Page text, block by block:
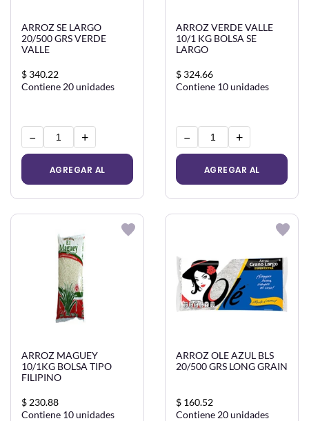
ARROZ SE LARGO
20/500 GRS VERDE
VALLE
$ 340.22
Contiene 20 unidades
− +
AGREGAR AL
CARRITO
ARROZ VERDE VALLE
10/1 KG BOLSA SE
LARGO
$ 324.66
Contiene 10 unidades
− +
AGREGAR AL
CARRITO
ARROZ MAGUEY
10/1KG BOLSA TIPO
FILIPINO
$ 230.88
Contiene 10 unidades
ARROZ OLE AZUL BLS
20/500 GRS LONG GRAIN
$ 160.52
Contiene 20 unidades